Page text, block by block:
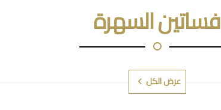
فساتين السهرة
عرض الكل